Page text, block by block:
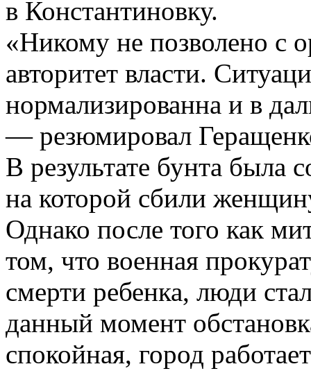
в Константиновку.
«Никому не позволено с
авторитет власти.
нормализированна и в
— резюмировал
В результате бунта
на которой сбили
Однако после того как
том, что военная
смерти ребенка, люди
данный момент
спокойная, город